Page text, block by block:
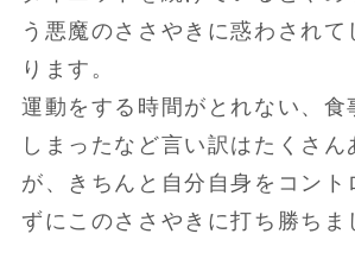
う悪魔のささやきに惑わされて
ります。
運動をする時間がとれない、食
しまったなど言い訳はたくさん
が、きちんと自分自身をコント
ずにこのささやきに打ち勝ちま